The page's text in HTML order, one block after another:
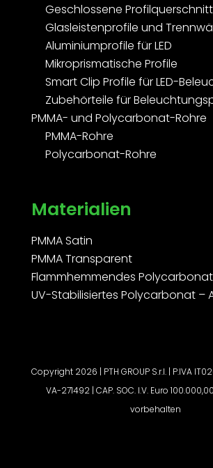
Geschlossene
Glasleistenprofile und
Aluminiumprofile für LED
Mikroprismatische Profile
Smart Clip Profile für LED-
Zubehörteile für
PMMA- und Polycarbonat-Rohre
PMMA-Rohre
Polycarbonat-Rohre
Materialien
PMMA Satin
PMMA Transparent
Flammhemmendes Polycarbonat
UV-Stabilisiertes Polycarbonat –
Copyright 2026 | PTH GROUP S.r.l. | P.IVA
VA-271492 | CAP. SOC. I.V. Euro
vorbehalten